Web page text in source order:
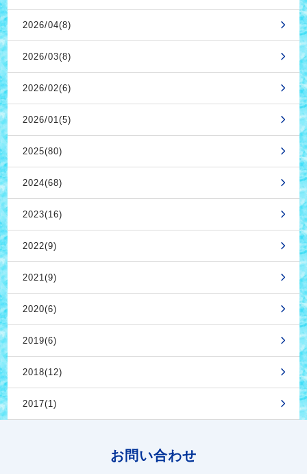
2026/04(8)
2026/03(8)
2026/02(6)
2026/01(5)
2025(80)
2024(68)
2023(16)
2022(9)
2021(9)
2020(6)
2019(6)
2018(12)
2017(1)
お問い合わせ